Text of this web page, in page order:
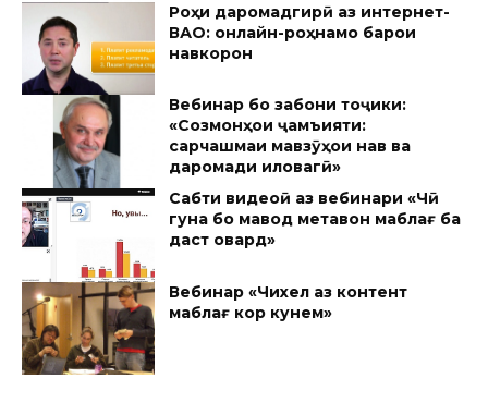
Роҳи даромадгирӣ аз интернет-
ВАО: онлайн-роҳнамо барои
навкорон
Вебинар бо забони тоҷики:
«Созмонҳои ҷамъияти:
сарчашмаи мавзӯҳои нав ва
даромади иловагӣ»
Сабти видеоӣ аз вебинари «Чӣ
гуна бо мавод метавон маблағ ба
даст овард»
Вебинар «Чихел аз контент
маблағ кор кунем»